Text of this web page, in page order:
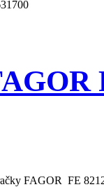
FAGOR FE